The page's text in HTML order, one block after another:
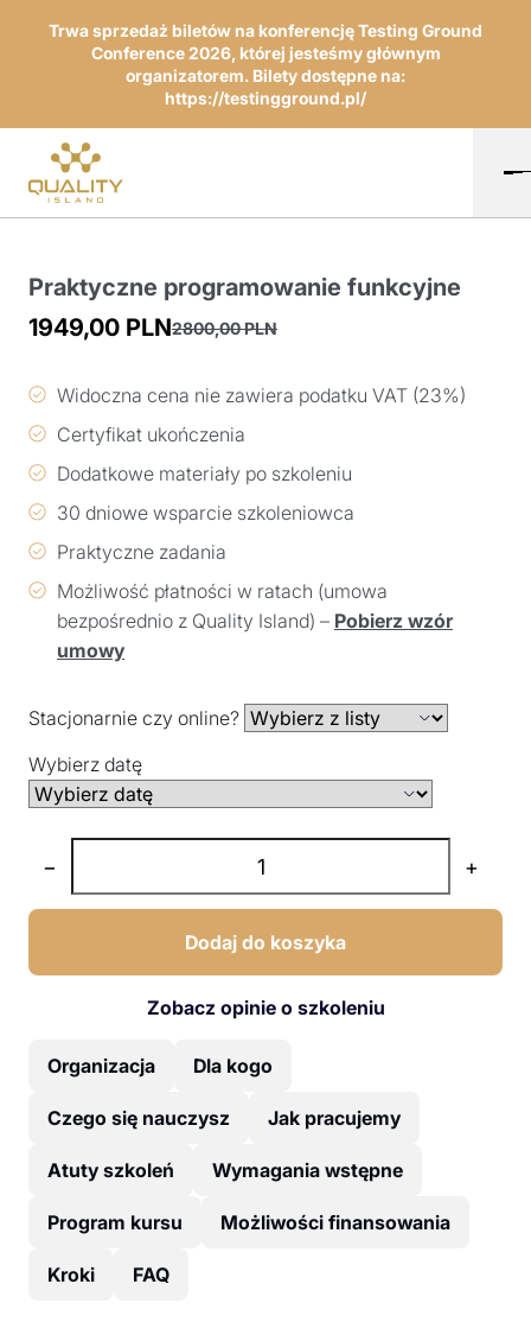
Trwa sprzedaż biletów na konferencję Testing Ground
Conference 2026, której jesteśmy głównym
organizatorem. Bilety dostępne na:
https://testingground.pl/
Praktyczne programowanie funkcyjne
2800,00PLN
cena
2800,00 PLN.
1949,00 PLN
cena
1949,00 PLN.
Widoczna cena nie zawiera podatku VAT (23%)
Certyfikat ukończenia
Dodatkowe materiały po szkoleniu
30 dniowe wsparcie szkoleniowca
Praktyczne zadania
Możliwość płatności w ratach (umowa
bezpośrednio z Quality Island) – Pobierz wzór
umowy
Stacjonarnie czy online?
Wybierz datę
− +
Dodaj do koszyka
Zobacz opinie o szkoleniu
Organizacja Dla kogo
Czego się nauczysz Jak pracujemy
Atuty szkoleń Wymagania wstępne
Program kursu Możliwości finansowania
Kroki FAQ